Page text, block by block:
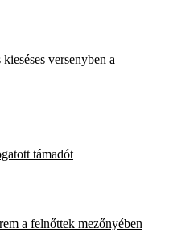
versenyben a
támadót
a felnőttek mezőnyében